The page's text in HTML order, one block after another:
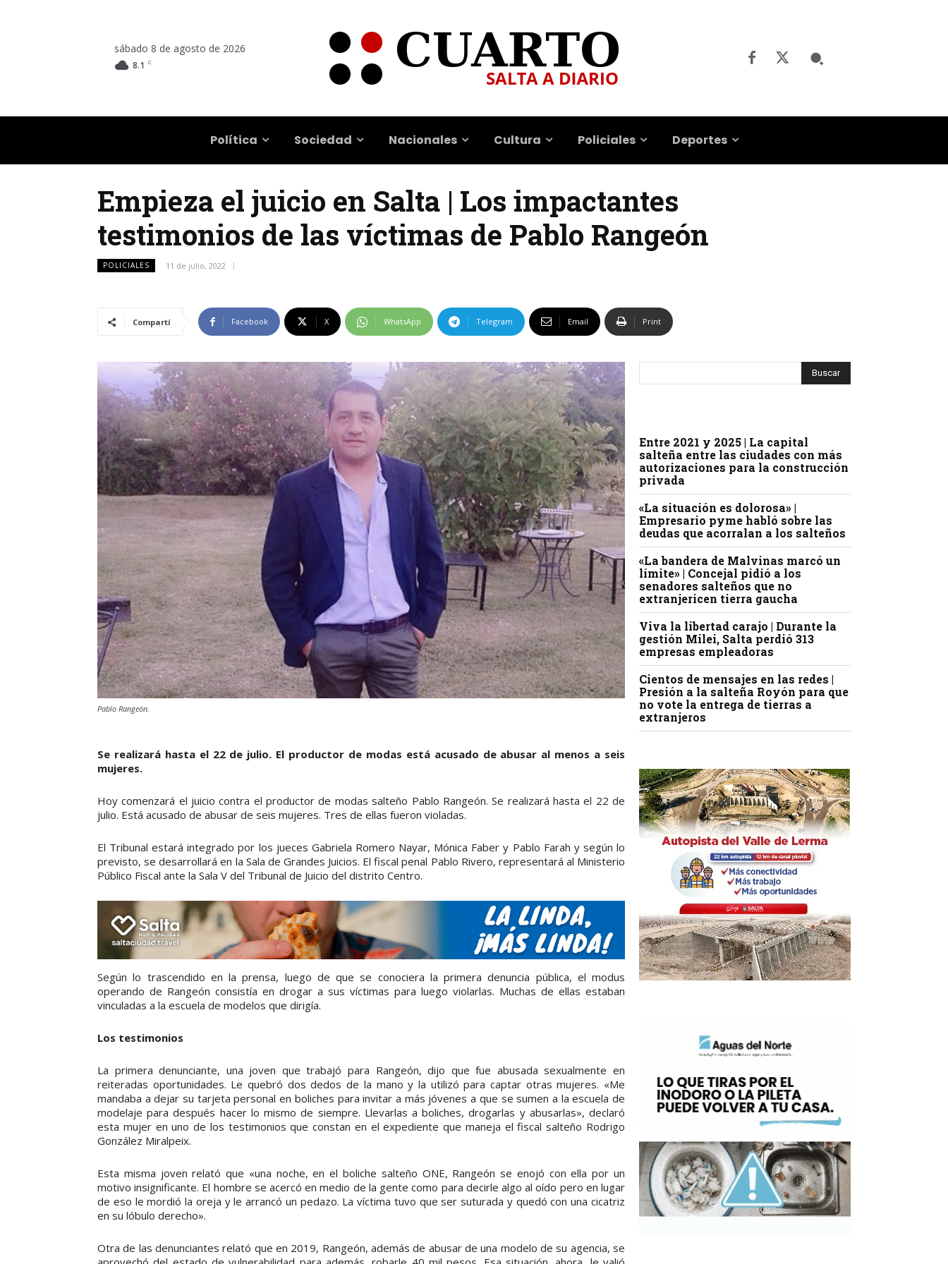
sábado 8 de agosto de 2026
8.1 C
Política Sociedad Nacionales Cultura Policiales Deportes
Empieza el juicio en Salta | Los impactantes
testimonios de las víctimas de Pablo Rangeón
POLICIALES 11 de julio, 2022
Compartí Facebook X WhatsApp Telegram Email Print
Pablo Rangeón.
Se realizará hasta el 22 de julio. El productor de modas está acusado de abusar al menos a seis
mujeres.
Hoy comenzará el juicio contra el productor de modas salteño Pablo Rangeón. Se realizará hasta el 22 de
julio. Está acusado de abusar de seis mujeres. Tres de ellas fueron violadas.
El Tribunal estará integrado por los jueces Gabriela Romero Nayar, Mónica Faber y Pablo Farah y según lo
previsto, se desarrollará en la Sala de Grandes Juicios. El fiscal penal Pablo Rivero, representará al Ministerio
Público Fiscal ante la Sala V del Tribunal de Juicio del distrito Centro.
Según lo trascendido en la prensa, luego de que se conociera la primera denuncia pública, el modus
operando de Rangeón consistía en drogar a sus víctimas para luego violarlas. Muchas de ellas estaban
vinculadas a la escuela de modelos que dirigía.
Los testimonios
La primera denunciante, una joven que trabajó para Rangeón, dijo que fue abusada sexualmente en
reiteradas oportunidades. Le quebró dos dedos de la mano y la utilizó para captar otras mujeres. «Me
mandaba a dejar su tarjeta personal en boliches para invitar a más jóvenes a que se sumen a la escuela de
modelaje para después hacer lo mismo de siempre. Llevarlas a boliches, drogarlas y abusarlas», declaró
esta mujer en uno de los testimonios que constan en el expediente que maneja el fiscal salteño Rodrigo
González Miralpeix.
Esta misma joven relató que «una noche, en el boliche salteño ONE, Rangeón se enojó con ella por un
motivo insignificante. El hombre se acercó en medio de la gente como para decirle algo al oído pero en lugar
de eso le mordió la oreja y le arrancó un pedazo. La víctima tuvo que ser suturada y quedó con una cicatriz
en su lóbulo derecho».
Otra de las denunciantes relató que en 2019, Rangeón, además de abusar de una modelo de su agencia, se
Entre 2021 y 2025 | La capital
salteña entre las ciudades con más
autorizaciones para la construcción
privada
«La situación es dolorosa» |
Empresario pyme habló sobre las
deudas que acorralan a los salteños
«La bandera de Malvinas marcó un
límite» | Concejal pidió a los
senadores salteños que no
extranjericen tierra gaucha
Viva la libertad carajo | Durante la
gestión Milei, Salta perdió 313
empresas empleadoras
Cientos de mensajes en las redes |
Presión a la salteña Royón para que
no vote la entrega de tierras a
extranjeros